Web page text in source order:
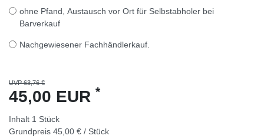
ohne Pfand, Austausch vor Ort für Selbstabholer bei
Barverkauf
Nachgewiesener Fachhändlerkauf.
UVP 63,76 €
45,00 EUR *
Inhalt 1 Stück
Grundpreis 45,00 € / Stück